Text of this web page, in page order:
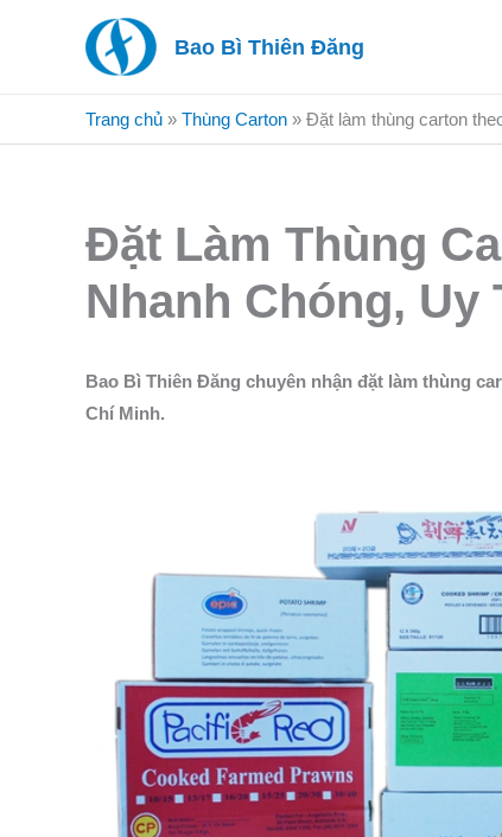
Bao Bì Thiên Đăng
Trang chủ » Thùng Carton » Đặt làm thùng carton
Đặt Làm Thùng
Nhanh Chóng,
Bao Bì Thiên Đăng chuyên nhận đặt làm thùng
Chí Minh.